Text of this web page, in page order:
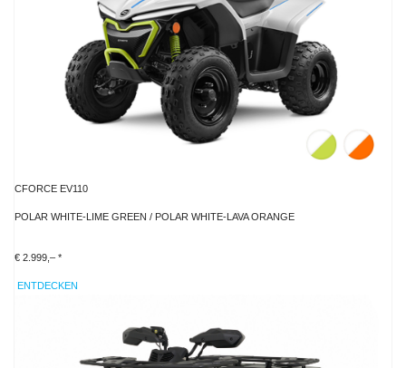
CFORCE EV110
POLAR WHITE-LIME GREEN / POLAR WHITE-LAVA ORANGE
€ 2.999,– *
ENTDECKEN